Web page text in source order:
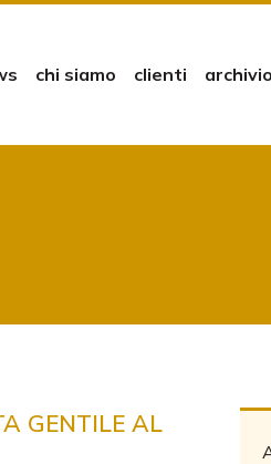
chi siamo clienti archivio
GENTILE AL